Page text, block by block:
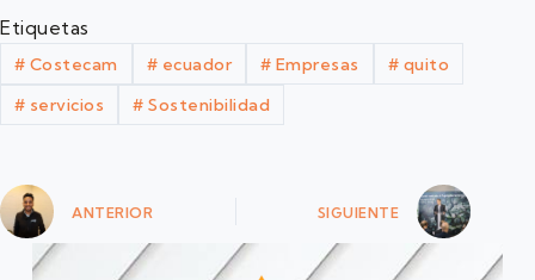
Etiquetas
# Costecam # ecuador # Empresas # quito
# servicios # Sostenibilidad
ANTERIOR SIGUIENTE